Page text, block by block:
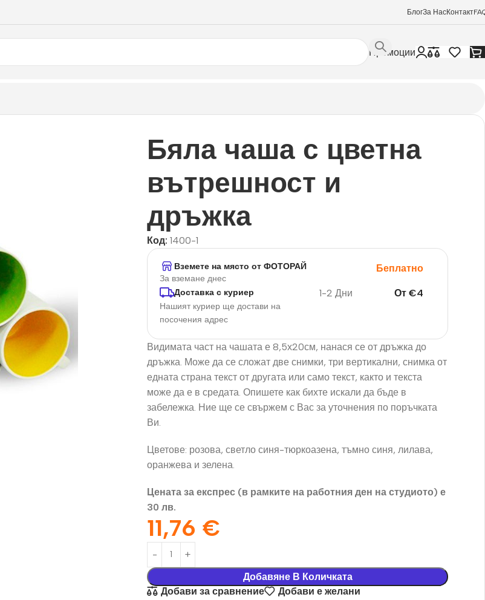
БлогЗа НасКонтакт
Промоции
Бяла чаша с цветна
вътрешност и
дръжка
Код:1400-1
Вземете на място от ФОТОРАЙ
За вземане днес
Беплатно
Доставка с куриер
Нашият куриер ще достави на
посочения адрес
1-2 Дни От €4
Видимата част на чашата е 8,5х20см, нанася се от дръжка до
дръжка. Може да се сложат две снимки, три вертикални, снимка от
едната страна текст от другата или само текст, както и текста
може да е в средата. Опишете как бихте искали да бъде в
забележка. Ние ще се свържем с Вас за уточнения по поръчката
Ви.
Цветове: розова, светло синя-тюркоазена, тъмно синя, лилава,
оранжева и зелена.
Цената за експрес (в рамките на работния ден на студиото) е
30 лв.
11,76€
Добавяне В Количката
Добави за сравнение
Добави е желани